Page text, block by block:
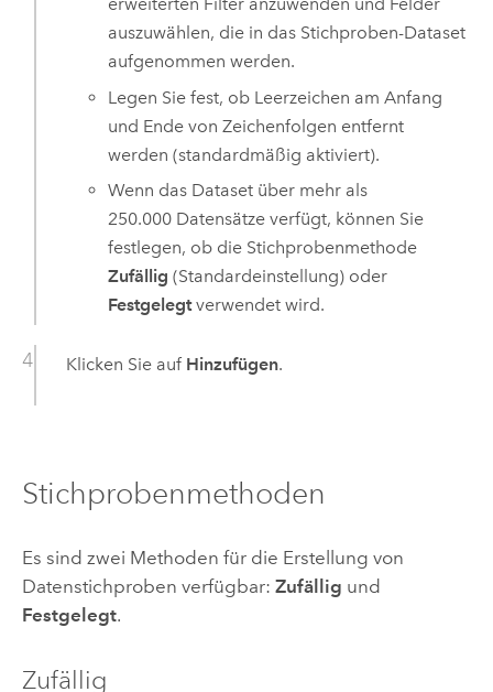
auszuwählen, die in das Stichproben-Dataset
aufgenommen werden.
Legen Sie fest, ob Leerzeichen am Anfang
und Ende von Zeichenfolgen entfernt
werden (standardmäßig aktiviert).
Wenn das Dataset über mehr als
250.000 Datensätze verfügt, können Sie
festlegen, ob die Stichprobenmethode
Zufällig (Standardeinstellung) oder
Festgelegtverwendet wird.
Klicken Sie auf Hinzufügen.
Stichprobenmethoden
Es sind zwei Methoden für die Erstellung von
Datenstichproben verfügbar: Zufällig und
Festgelegt.
Zufällig